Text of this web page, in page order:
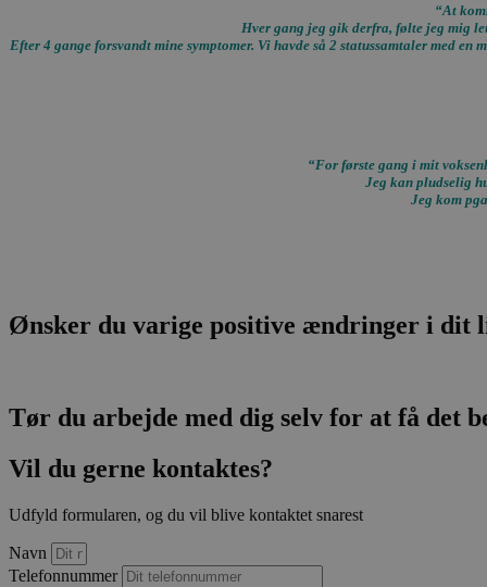
“At
Hver gang jeg gik derfra, følte jeg mig
Efter 4 gange forsvandt mine symptomer. Vi havde så 2 statussamtaler med
“For første gang i mit
Jeg kan pludselig
Jeg kom
Ønsker du varige positive ændringer i dit
Tør du arbejde med dig selv for at få det
Vil du gerne kontaktes?
Udfyld formularen, og du vil blive kontaktet snarest
Navn
Telefonnummer
Navn